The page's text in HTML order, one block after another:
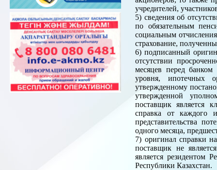
учредителей,
5) сведения об
по обязательным
социальным
страхование,
6) подписанный
отсутствии
месяцев перед банком
уровня, ипотечных
утвержденному
утвержденной
поставщик является
справка от каждого
представительства
одного месяца,
7) оригинал справки
поставщик не
является резидентом
Республики Казахстан.